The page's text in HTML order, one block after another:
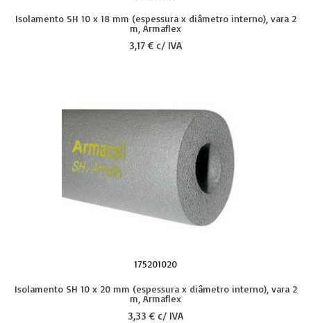
Isolamento SH 10 x 18 mm (espessura x diâmetro interno), vara 2
m, Armaflex
3,17 € c/ IVA
175201020
Isolamento SH 10 x 20 mm (espessura x diâmetro interno), vara 2
m, Armaflex
3,33 € c/ IVA